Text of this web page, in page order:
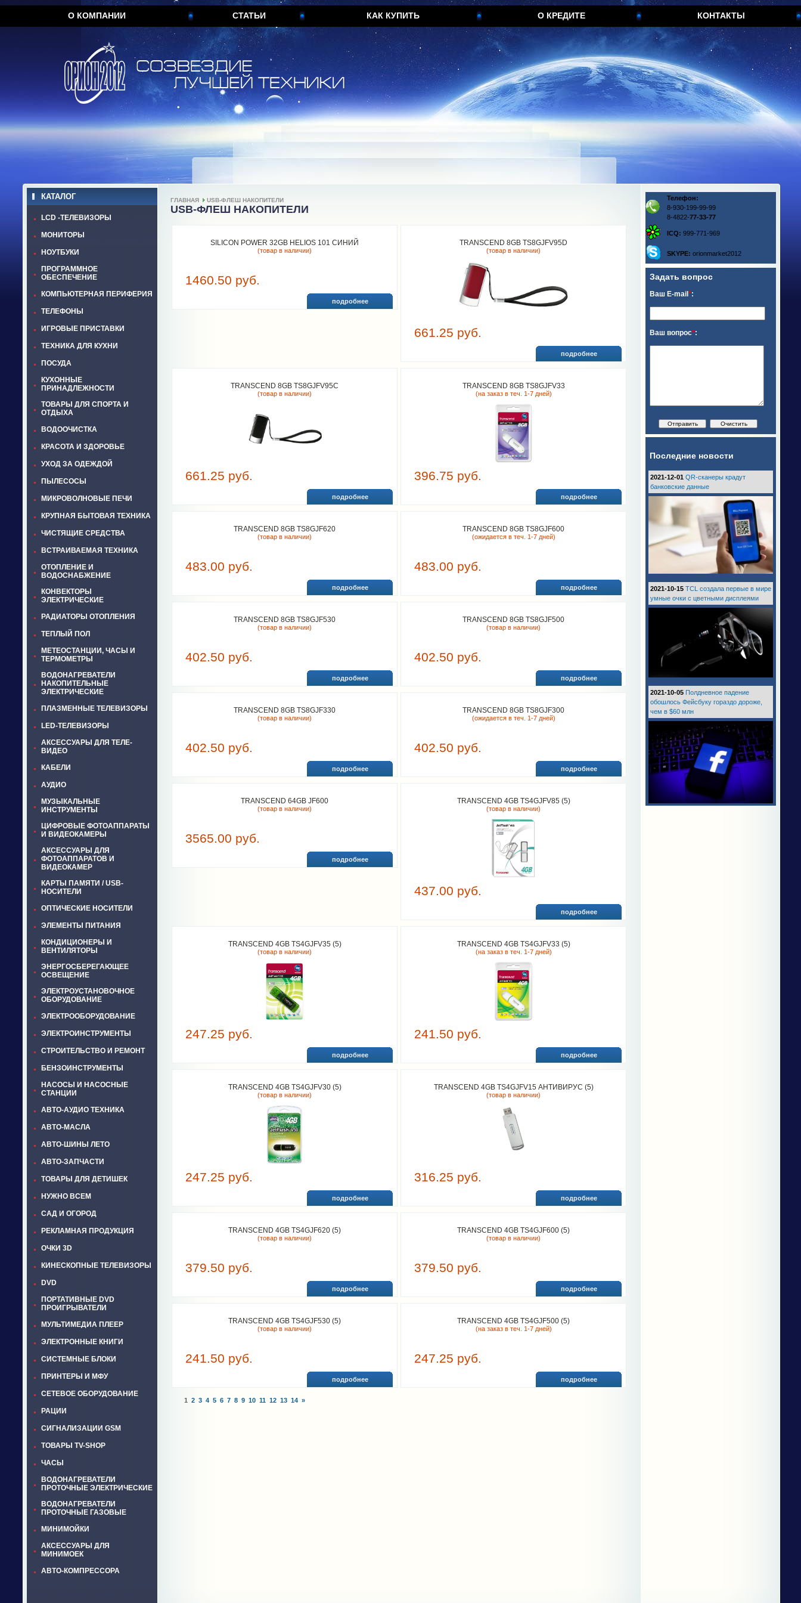
О КОМПАНИИ СТАТЬИ КАК КУПИТЬ О КРЕДИТЕ КОНТАКТЫ
КАТАЛОГ
LCD -ТЕЛЕВИЗОРЫ
МОНИТОРЫ
НОУТБУКИ
ПРОГРАММНОЕ
ОБЕСПЕЧЕНИЕ
КОМПЬЮТЕРНАЯ ПЕРИФЕРИЯ
ТЕЛЕФОНЫ
ИГРОВЫЕ ПРИСТАВКИ
ТЕХНИКА ДЛЯ КУХНИ
ПОСУДА
КУХОННЫЕ
ПРИНАДЛЕЖНОСТИ
ТОВАРЫ ДЛЯ СПОРТА И
ОТДЫХА
ВОДООЧИСТКА
КРАСОТА И ЗДОРОВЬЕ
УХОД ЗА ОДЕЖДОЙ
ПЫЛЕСОСЫ
МИКРОВОЛНОВЫЕ ПЕЧИ
КРУПНАЯ БЫТОВАЯ ТЕХНИКА
ЧИСТЯЩИЕ СРЕДСТВА
ВСТРАИВАЕМАЯ ТЕХНИКА
ОТОПЛЕНИЕ И
ВОДОСНАБЖЕНИЕ
КОНВЕКТОРЫ
ЭЛЕКТРИЧЕСКИЕ
РАДИАТОРЫ ОТОПЛЕНИЯ
ТЕПЛЫЙ ПОЛ
МЕТЕОСТАНЦИИ, ЧАСЫ И
ТЕРМОМЕТРЫ
ВОДОНАГРЕВАТЕЛИ
НАКОПИТЕЛЬНЫЕ
ЭЛЕКТРИЧЕСКИЕ
ПЛАЗМЕННЫЕ ТЕЛЕВИЗОРЫ
LED-ТЕЛЕВИЗОРЫ
АКСЕССУАРЫ ДЛЯ ТЕЛЕ-
ВИДЕО
КАБЕЛИ
АУДИО
МУЗЫКАЛЬНЫЕ
ИНСТРУМЕНТЫ
ЦИФРОВЫЕ ФОТОАППАРАТЫ
И ВИДЕОКАМЕРЫ
АКСЕССУАРЫ ДЛЯ
ФОТОАППАРАТОВ И
ВИДЕОКАМЕР
КАРТЫ ПАМЯТИ / USB-
НОСИТЕЛИ
ОПТИЧЕСКИЕ НОСИТЕЛИ
ЭЛЕМЕНТЫ ПИТАНИЯ
КОНДИЦИОНЕРЫ И
ВЕНТИЛЯТОРЫ
ЭНЕРГОСБЕРЕГАЮЩЕЕ
ОСВЕЩЕНИЕ
ЭЛЕКТРОУСТАНОВОЧНОЕ
ОБОРУДОВАНИЕ
ЭЛЕКТРООБОРУДОВАНИЕ
ЭЛЕКТРОИНСТРУМЕНТЫ
СТРОИТЕЛЬСТВО И РЕМОНТ
БЕНЗОИНСТРУМЕНТЫ
НАСОСЫ И НАСОСНЫЕ
СТАНЦИИ
АВТО-АУДИО ТЕХНИКА
АВТО-МАСЛА
АВТО-ШИНЫ ЛЕТО
АВТО-ЗАПЧАСТИ
ТОВАРЫ ДЛЯ ДЕТИШЕК
НУЖНО ВСЕМ
САД И ОГОРОД
РЕКЛАМНАЯ ПРОДУКЦИЯ
ОЧКИ 3D
КИНЕСКОПНЫЕ ТЕЛЕВИЗОРЫ
DVD
ПОРТАТИВНЫЕ DVD
ПРОИГРЫВАТЕЛИ
МУЛЬТИМЕДИА ПЛЕЕР
ЭЛЕКТРОННЫЕ КНИГИ
СИСТЕМНЫЕ БЛОКИ
ПРИНТЕРЫ И МФУ
СЕТЕВОЕ ОБОРУДОВАНИЕ
РАЦИИ
СИГНАЛИЗАЦИИ GSM
ТОВАРЫ TV-SHOP
ЧАСЫ
ВОДОНАГРЕВАТЕЛИ
ПРОТОЧНЫЕ ЭЛЕКТРИЧЕСКИЕ
ВОДОНАГРЕВАТЕЛИ
ПРОТОЧНЫЕ ГАЗОВЫЕ
МИНИМОЙКИ
АКСЕССУАРЫ ДЛЯ
МИНИМОЕК
АВТО-КОМПРЕССОРА
ГЛАВНАЯ USB-ФЛЕШ НАКОПИТЕЛИ
USB-ФЛЕШ НАКОПИТЕЛИ
SILICON POWER 32GB HELIOS 101 СИНИЙ
(товар в наличии)
1460.50 руб.
подробнее
TRANSCEND 8GB TS8GJFV95D
(товар в наличии)
661.25 руб.
подробнее
TRANSCEND 8GB TS8GJFV95C
(товар в наличии)
661.25 руб.
подробнее
TRANSCEND 8GB TS8GJFV33
(на заказ в теч. 1-7 дней)
396.75 руб.
подробнее
TRANSCEND 8GB TS8GJF620
(товар в наличии)
483.00 руб.
подробнее
TRANSCEND 8GB TS8GJF600
(ожидается в теч. 1-7 дней)
483.00 руб.
подробнее
TRANSCEND 8GB TS8GJF530
(товар в наличии)
402.50 руб.
подробнее
TRANSCEND 8GB TS8GJF500
(товар в наличии)
402.50 руб.
подробнее
TRANSCEND 8GB TS8GJF330
(товар в наличии)
402.50 руб.
подробнее
TRANSCEND 8GB TS8GJF300
(ожидается в теч. 1-7 дней)
402.50 руб.
подробнее
TRANSCEND 64GB JF600
(товар в наличии)
3565.00 руб.
подробнее
TRANSCEND 4GB TS4GJFV85 (5)
(товар в наличии)
437.00 руб.
подробнее
TRANSCEND 4GB TS4GJFV35 (5)
(товар в наличии)
247.25 руб.
подробнее
TRANSCEND 4GB TS4GJFV33 (5)
(на заказ в теч. 1-7 дней)
241.50 руб.
подробнее
TRANSCEND 4GB TS4GJFV30 (5)
(товар в наличии)
247.25 руб.
подробнее
TRANSCEND 4GB TS4GJFV15 АНТИВИРУС (5)
(товар в наличии)
316.25 руб.
подробнее
TRANSCEND 4GB TS4GJF620 (5)
(товар в наличии)
379.50 руб.
подробнее
TRANSCEND 4GB TS4GJF600 (5)
(товар в наличии)
379.50 руб.
подробнее
TRANSCEND 4GB TS4GJF530 (5)
(товар в наличии)
241.50 руб.
подробнее
TRANSCEND 4GB TS4GJF500 (5)
(на заказ в теч. 1-7 дней)
247.25 руб.
подробнее
1 2 3 4 5 6 7 8 9 10 11 12 13 14 »
Телефон:
8-930-199-99-99
8-4822-77-33-77
ICQ: 999-771-969
SKYPE: orionmarket2012
Задать вопрос
Ваш E-mail *:
Ваш вопрос*:
Последние новости
2021-12-01 QR-сканеры крадут
банковские данные
2021-10-15 TCL создала первые в мире
умные очки с цветными дисплеями
2021-10-05 Полдневное падение
обошлось Фейсбуку гораздо дороже,
чем в $60 млн